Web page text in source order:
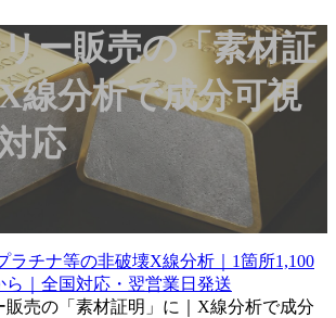
ー販売の「素材証
線分析で成分可視
応
ラチナ等の非破壊X線分析｜1箇所1,100
ら｜全国対応・翌営業日発送
販売の「素材証明」に｜X線分析で成分